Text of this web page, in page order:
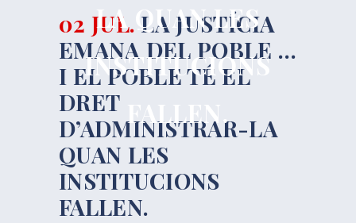
LA QUAN LES
INSTITUCIONS
FALLEN.
02 JUL. LA JUSTÍCIA
EMANA DEL POBLE …
I EL POBLE TÉ EL
DRET
D’ADMINISTRAR-LA
QUAN LES
INSTITUCIONS
FALLEN.